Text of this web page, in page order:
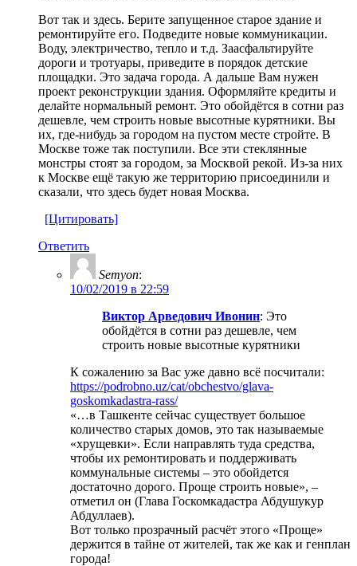
Вот так и здесь. Берите запущенное старое здание и
ремонтируйте его. Подведите новые коммуникации.
Воду, электричество, тепло и т.д. Заасфальтируйте
дороги и тротуары, приведите в порядок детские
площадки. Это задача города. А дальше Вам нужен
проект реконструкции здания. Оформляйте кредиты и
делайте нормальный ремонт. Это обойдётся в сотни раз
дешевле, чем строить новые высотные курятники. Вы
их, где-нибудь за городом на пустом месте стройте. В
Москве тоже так поступили. Все эти стеклянные
монстры стоят за городом, за Москвой рекой. Из-за них
к Москве ещё такую же территорию присоединили и
сказали, что здесь будет новая Москва.
[Цитировать]
Ответить
Semyon:
10/02/2019 в 22:59
Виктор Арведович Ивонин: Это
обойдётся в сотни раз дешевле, чем
строить новые высотные курятники
К сожалению за Вас уже давно всё посчитали:
https://podrobno.uz/cat/obchestvo/glava-
goskomkadastra-rass/
«…в Ташкенте сейчас существует большое
количество старых домов, это так называемые
«хрущевки». Если направлять туда средства,
чтобы их ремонтировать и поддерживать
коммунальные системы – это обойдется
достаточно дорого. Проще строить новые», –
отметил он (Глава Госкомкадастра Абдушукур
Абдуллаев).
Вот только прозрачный расчёт этого «Проще»
держится в тайне от жителей, так же как и генплан
города!